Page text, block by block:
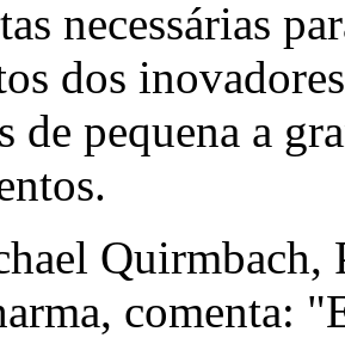
necessárias
dos
de pequena a
Quirmbach,
comenta: